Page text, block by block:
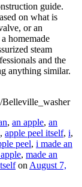
guide.
on what is
or an
homemade
steam
and the
anything similar.
, an apple, an
, apple peel itself, i,
peel, i made an
, made an
on August 7,